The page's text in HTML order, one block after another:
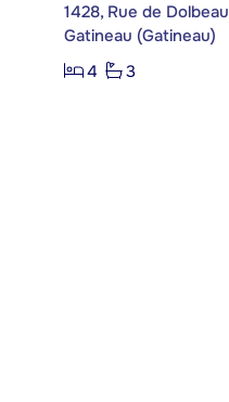
1428, Rue de Dolbeau
Gatineau (Gatineau)
4
3